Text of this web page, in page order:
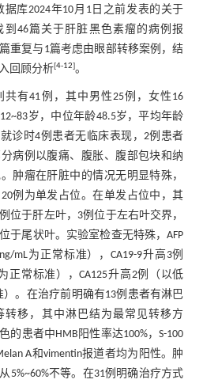
据库2024年10月1日之前发表的关于
到46篇关于肝脏黑色素瘤的病例报
重复与1篇考虑由眼部转移案例，结
回顾分析[4-12]。
共有41例，其中男性25例，女性16
岁，中位年龄48.5岁，平均年龄
就诊时4例患者无临床表现，2例患者
分病例以腹痛、腹胀、腹部包块和纳
肿瘤在肝脏中的情况无明显特殊，
例为单发占位。在单发占位中，其
位于肝左叶，3例位于左右叶交界，
于尾状叶。实验室检查无特殊，AFP
mL为正常标准），CA19-9升高3例
为正常标准），CA125升高2例（以低
）。在治疗前明确有13例患者有淋巴
转移，其中淋巴结为最常见转移方
的患者中HMB阳性率达100%，S-100
A和vimentin报道者均为阳性。肿
5%~60%不等。在31例明确治疗方式